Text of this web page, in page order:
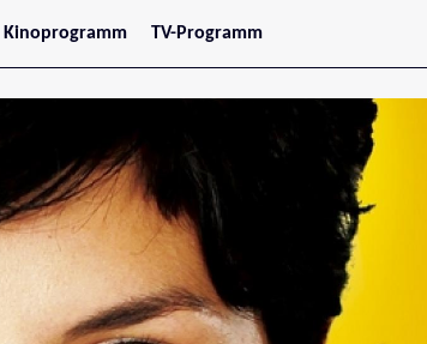
Kinoprogramm
Jetzt im Kino
Oberösterreich
Steiermark
Burgenland
Kärnten
Salzburg
TV-Programm